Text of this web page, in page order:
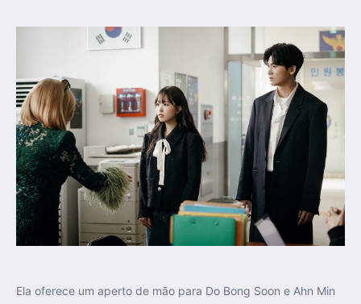
Ela oferece um aperto de mão para Do Bong Soon e Ahn Min